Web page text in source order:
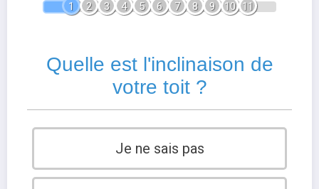
1 2 3 4 5 6 7 8 9 10 11
Quelle est l'inclinaison de
votre toit ?
Je ne sais pas